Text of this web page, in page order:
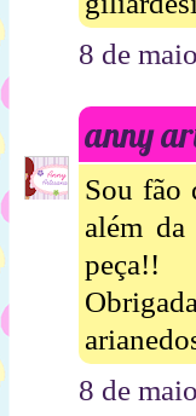
8 de
anny
Sou fão
além
peça!!
8 de